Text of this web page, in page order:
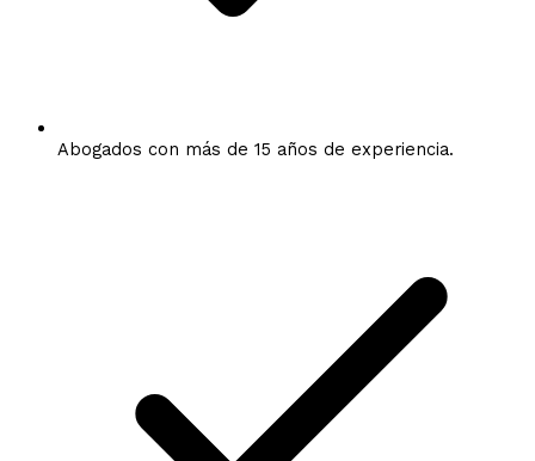
Abogados con más de 15 años de experiencia.